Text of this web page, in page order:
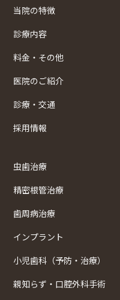
当院の特徴
診療内容
料金・その他
医院のご紹介
診療・交通
採用情報
虫歯治療
精密根管治療
歯周病治療
インプラント
小児歯科（予防・治療）
親知らず・口腔外科手術